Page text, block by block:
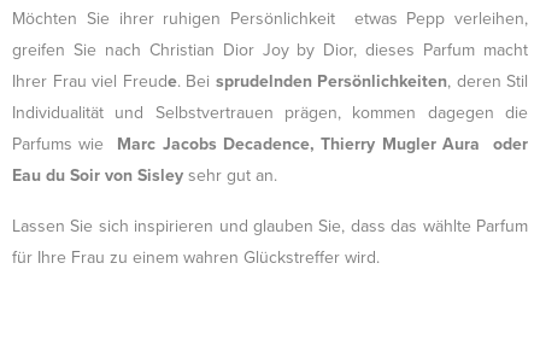
Möchten Sie ihrer ruhigen Persönlichkeit etwas Pepp verleihen,
greifen Sie nach Christian Dior Joy by Dior, dieses Parfum macht
Ihrer Frau viel Freude. Bei sprudelnden Persönlichkeiten, deren Stil
Individualität und Selbstvertrauen prägen, kommen dagegen die
Parfums wie
Marc Jacobs Decadence, Thierry Mugler Aura
oder
Eau du Soir von Sisley sehr gut an.
Lassen Sie sich inspirieren und glauben Sie, dass das wählte Parfum
für Ihre Frau zu einem wahren Glückstreffer wird.